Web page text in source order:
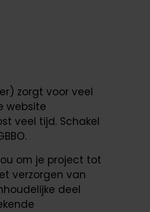
zorgt voor veel
website
veel tijd. Schakel
om je project tot
verzorgen van
deel